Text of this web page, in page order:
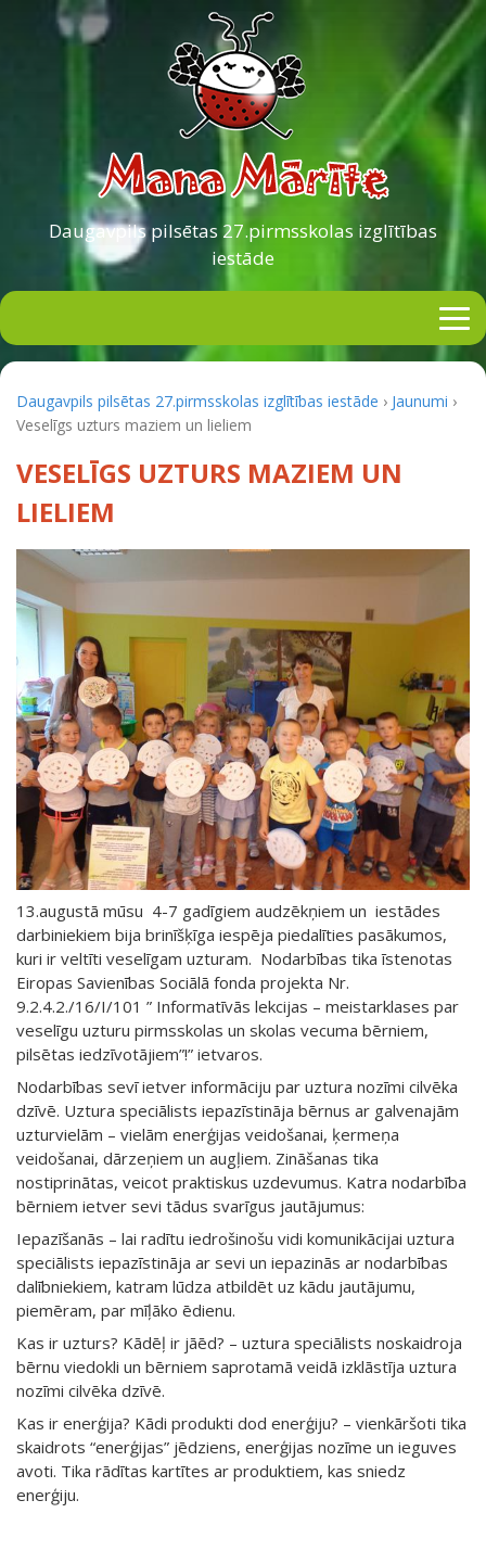
Daugavpils pilsētas 27.pirmsskolas izglītības
iestāde
Daugavpils pilsētas 27.pirmsskolas izglītības iestāde › Jaunumi ›
Veselīgs uzturs maziem un lieliem
VESELĪGS UZTURS MAZIEM UN
LIELIEM
13.augustā mūsu 4-7 gadīgiem audzēkņiem un iestādes
darbiniekiem bija brinīšķīga iespēja piedalīties pasākumos,
kuri ir veltīti veselīgam uzturam. Nodarbības tika īstenotas
Eiropas Savienības Sociālā fonda projekta Nr.
9.2.4.2./16/I/101 ” Informatīvās lekcijas – meistarklases par
veselīgu uzturu pirmsskolas un skolas vecuma bērniem,
pilsētas iedzīvotājiem”!” ietvaros.
Nodarbības sevī ietver informāciju par uztura nozīmi cilvēka
dzīvē. Uztura speciālists iepazīstināja bērnus ar galvenajām
uzturvielām – vielām enerģijas veidošanai, ķermeņa
veidošanai, dārzeņiem un augļiem. Zināšanas tika
nostiprinātas, veicot praktiskus uzdevumus. Katra nodarbība
bērniem ietver sevi tādus svarīgus jautājumus:
Iepazīšanās – lai radītu iedrošinošu vidi komunikācijai uztura
speciālists iepazīstināja ar sevi un iepazinās ar nodarbības
dalībniekiem, katram lūdza atbildēt uz kādu jautājumu,
piemēram, par mīļāko ēdienu.
Kas ir uzturs? Kādēļ ir jāēd? – uztura speciālists noskaidroja
bērnu viedokli un bērniem saprotamā veidā izklāstīja uztura
nozīmi cilvēka dzīvē.
Kas ir enerģija? Kādi produkti dod enerģiju? – vienkāršoti tika
skaidrots “enerģijas” jēdziens, enerģijas nozīme un ieguves
avoti. Tika rādītas kartītes ar produktiem, kas sniedz
enerģiju.